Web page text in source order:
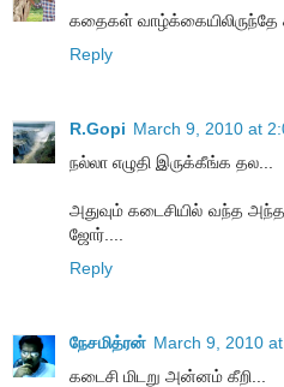
கதைகள் வாழ்க்கையிலிருந்தே
Reply
R.Gopi March 9, 2010 at
நல்லா எழுதி இருக்கீங்க தல...
அதுவும் கடைசியில் வந்த
ஜோர்....
Reply
நேசமித்ரன் March 9, 2010
கடைசி மிடறு அன்னம் கீறி...